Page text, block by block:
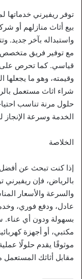
توفر ريفيرني خدماتها
بيع أثاث منازلهم أو
واستبداله بآخر جديد.
مع توفير فريق متخصص
قياسي. كما تحرص على
وقيمته، وهو ما
شراء اثاث مستعمل
حلول مرنة تناسب
الخدمة وسرعة الإنجاز
الخلاصة
إذا كنت تبحث عن
بالرياض، فإن ريفيرني
والسرعة والأسعار
عادل، ودفع فوري،
بسهولة ودون أي عناء.
مكتبي، أو أجهزة
موثوقًا يقدم حلولًا
مقابل أثاثك المستعمل